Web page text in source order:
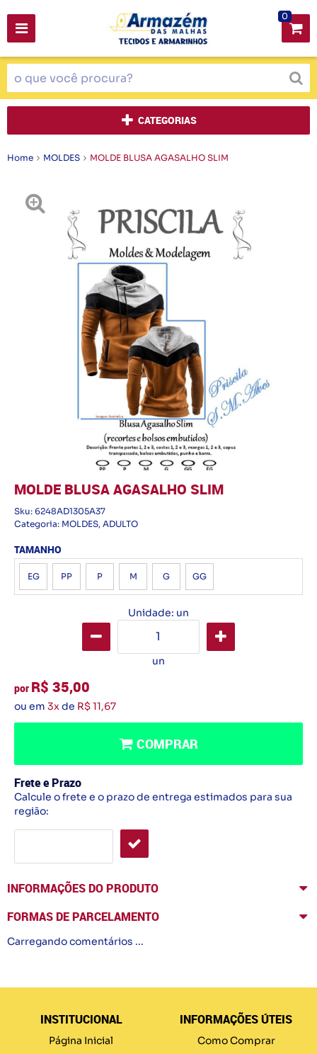
0
CATEGORIAS
Home MOLDES MOLDE BLUSA AGASALHO SLIM
MOLDE BLUSA AGASALHO SLIM
Sku: 6248AD1305A37
Categoria: MOLDES, ADULTO
TAMANHO
EG PP P M G GG
Unidade: un
un
por R$ 35,00
ou em 3xde R$ 11,67
COMPRAR
Frete e Prazo
Calcule o frete e o prazo de entrega estimados para sua
região:
INFORMAÇÕES DO PRODUTO
FORMAS DE PARCELAMENTO
Carregando comentários ...
INSTITUCIONAL
Página Inicial
INFORMAÇÕES ÚTEIS
Como Comprar